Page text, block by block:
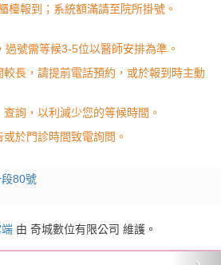
檯報到；系統額滿請至院所掛號。
號需等候3-5位以醫師安排為準。
長，請提前電話預約，或於報到時主動
詢，以利減少您的等候時間。
於門診時間致電詢問。
80號
由 奇城數位有限公司 維護。